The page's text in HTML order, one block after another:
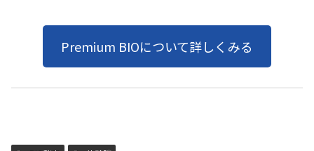
Premium BIOについて詳しくみる